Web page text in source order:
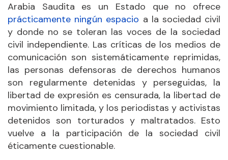
Arabia Saudita es un Estado que no ofrece
prácticamente ningún espacio a la sociedad civil
y donde no se toleran las voces de la sociedad
civil independiente. Las críticas de los medios de
comunicación son sistemáticamente reprimidas,
las personas defensoras de derechos humanos
son regularmente detenidas y perseguidas, la
libertad de expresión es censurada, la libertad de
movimiento limitada, y los periodistas y activistas
detenidos son torturados y maltratados. Esto
vuelve a la participación de la sociedad civil
éticamente cuestionable.